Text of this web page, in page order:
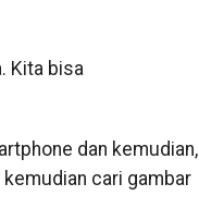
Kita bisa
dan kemudian,
cari gambar